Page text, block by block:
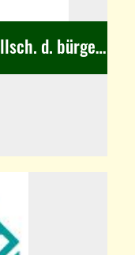
Röntgenpraxis Teltow – Gesellsch. d. bürgerl. Rechts